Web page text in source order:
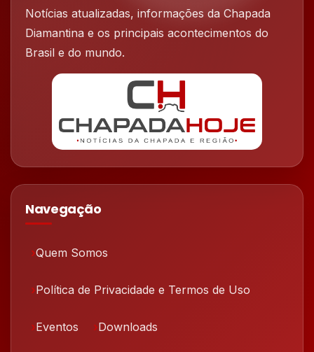
Notícias atualizadas, informações da Chapada
Diamantina e os principais acontecimentos do
Brasil e do mundo.
Navegação
Quem Somos
Política de Privacidade e Termos de Uso
Eventos Downloads